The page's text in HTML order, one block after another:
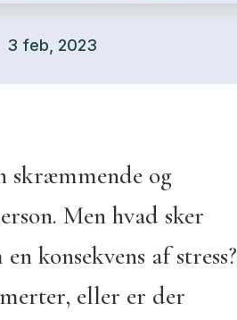
3 feb, 2023
skræmmende og
Men hvad sker
konsekvens af stress?
eller er der